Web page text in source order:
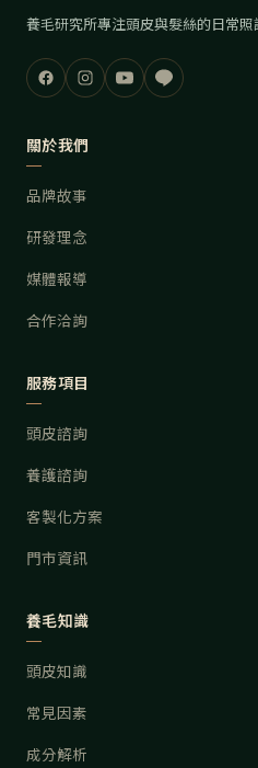
養毛研究所專注頭皮與髮絲的日常照
關於我們
品牌故事
研發理念
媒體報導
合作洽詢
服務項目
頭皮諮詢
養護諮詢
客製化方案
門市資訊
養毛知識
頭皮知識
常見因素
成分解析